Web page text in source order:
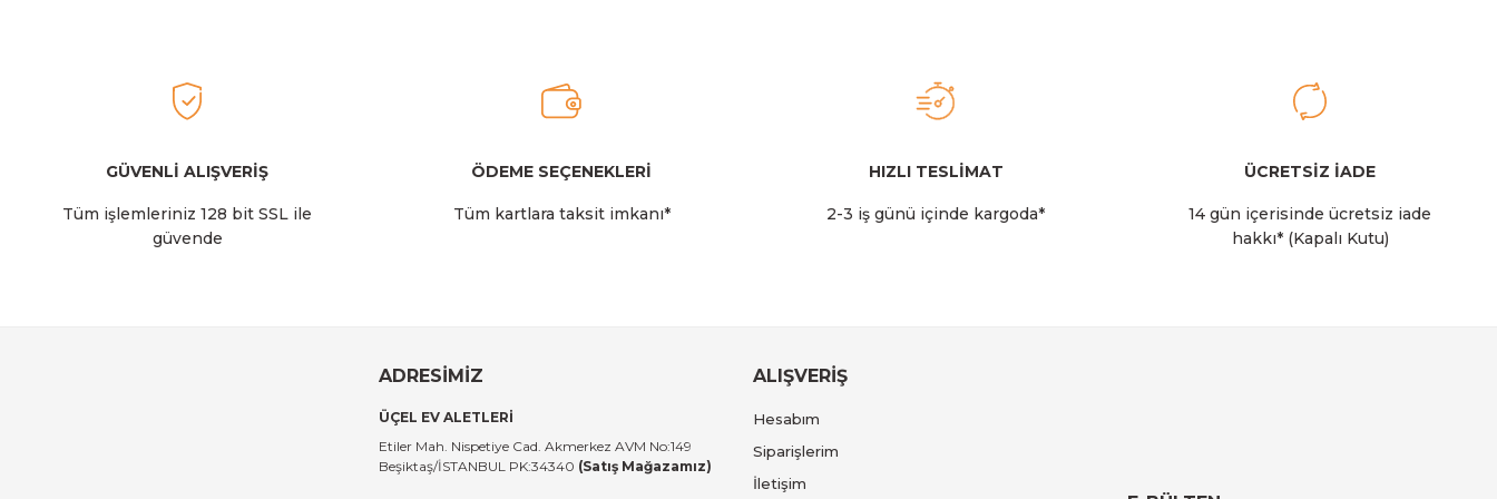
Stanley
14.999,00 TL
GÜVENLİ ALIŞVERİŞ
Tüm işlemleriniz 128 bit SSL ile
güvende
ÖDEME SEÇENEKLERİ
Tüm kartlara taksit imkanı*
HIZLI TESLİMAT
2-3 iş günü içinde kargoda*
ÜCRETSİZ İADE
14 gün içerisinde ücretsiz iade
hakkı* (Kapalı Kutu)
ADRESİMİZ
ÜÇEL EV ALETLERİ
Etiler Mah. Nispetiye Cad. Akmerkez AVM No:149
Beşiktaş/İSTANBUL PK:34340 (Satış Mağazamız)
ALIŞVERİŞ
Hesabım
Siparişlerim
İletişim